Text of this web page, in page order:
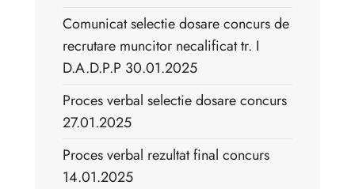
Comunicat selectie dosare concurs de
recrutare muncitor necalificat tr. I
D.A.D.P.P 30.01.2025
Proces verbal selectie dosare concurs
27.01.2025
Proces verbal rezultat final concurs
14.01.2025